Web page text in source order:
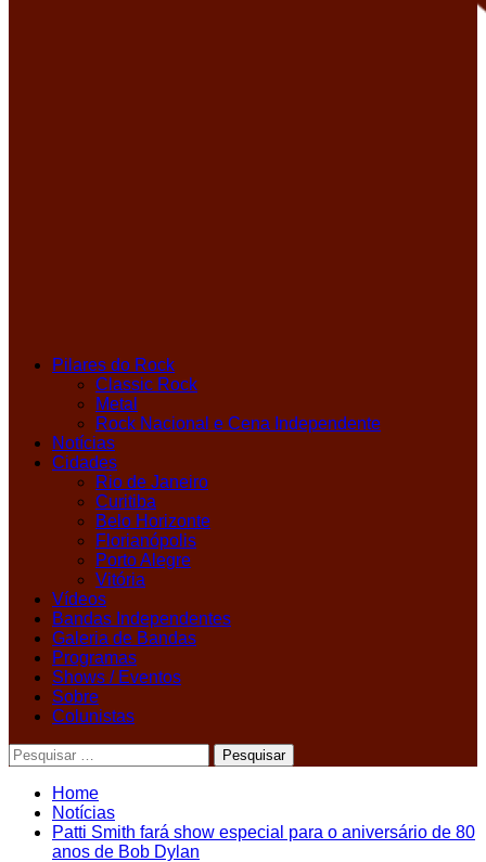
Pilares do Rock
Classic Rock
Metal
Rock Nacional e Cena Independente
Notícias
Cidades
Rio de Janeiro
Curitiba
Belo Horizonte
Florianópolis
Porto Alegre
Vitória
Vídeos
Bandas Independentes
Galeria de Bandas
Programas
Shows / Eventos
Sobre
Colunistas
Pesquisar
por:
Home
Notícias
Patti Smith fará show especial para o aniversário de 80
anos de Bob Dylan